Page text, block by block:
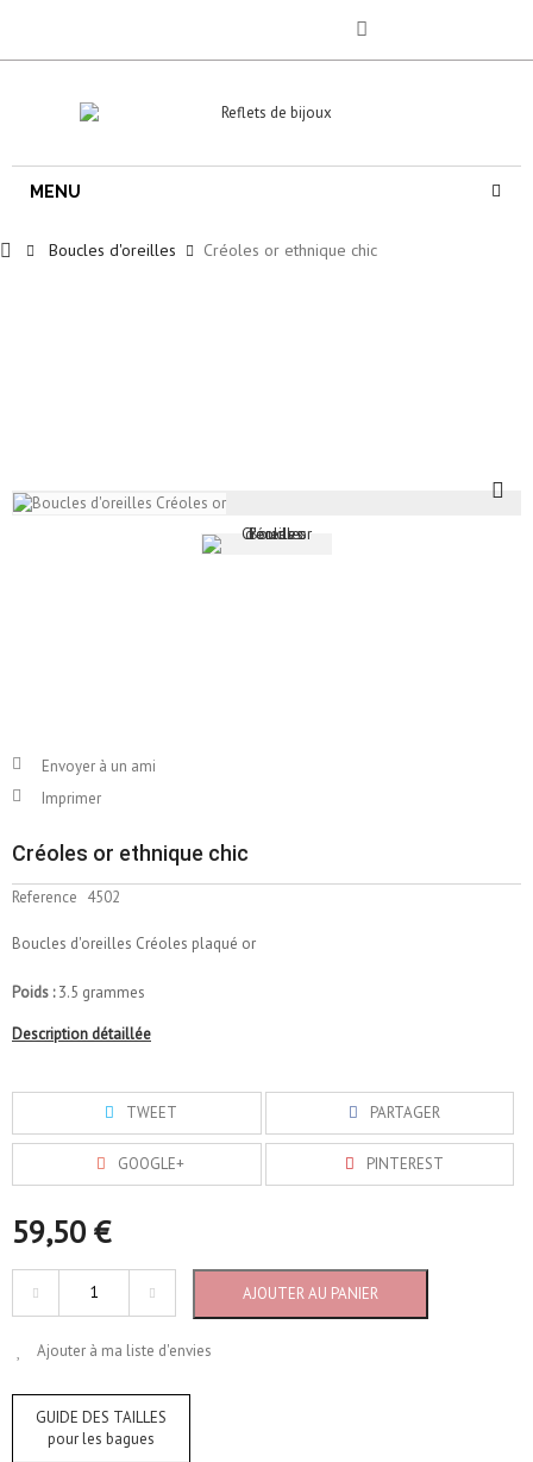
MENU
Boucles d'oreilles Créoles or ethnique chic
Envoyer à un ami
Imprimer
Créoles or ethnique chic
Reference 4502
Boucles d'oreilles Créoles plaqué or
Poids :3.5 grammes
Description détaillée
TWEET PARTAGER
GOOGLE+ PINTEREST
59,50 €
AJOUTER AU PANIER
Ajouter à ma liste d'envies
GUIDE DES TAILLES
pour les bagues